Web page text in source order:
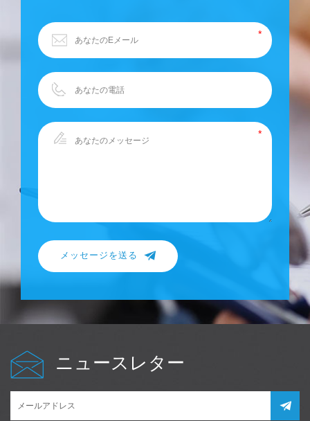
メッセージを送る
ニュースレター